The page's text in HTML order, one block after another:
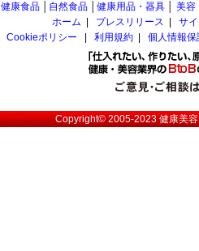
健康食品 自然食品 健康用品・器具 美容
ホーム
プレスリリース
サ
Cookieポリシー
利用規約 個人情報
Copyright© 2005-2023健康美